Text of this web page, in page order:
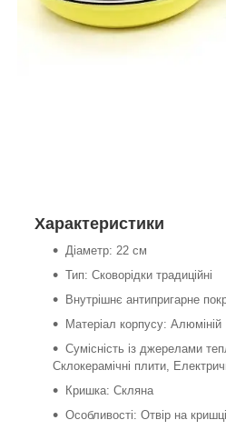
Характеристики
Діаметр: 22 см
Тип: Сковорідки традиційні
Внутрішнє антипригарне
Матеріал корпусу: Алюміній
Сумісність із джерелами
Склокерамічні плити,
Кришка: Скляна
Особливості: Отвір на